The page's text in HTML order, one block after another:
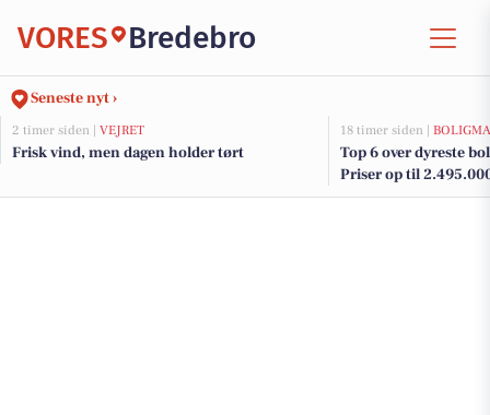
VORES Bredebro
Seneste nyt ›
2 timer siden | VEJRET
Frisk vind, men dagen holder tørt
18 timer siden |
Top 6 over dyreste
Priser op til